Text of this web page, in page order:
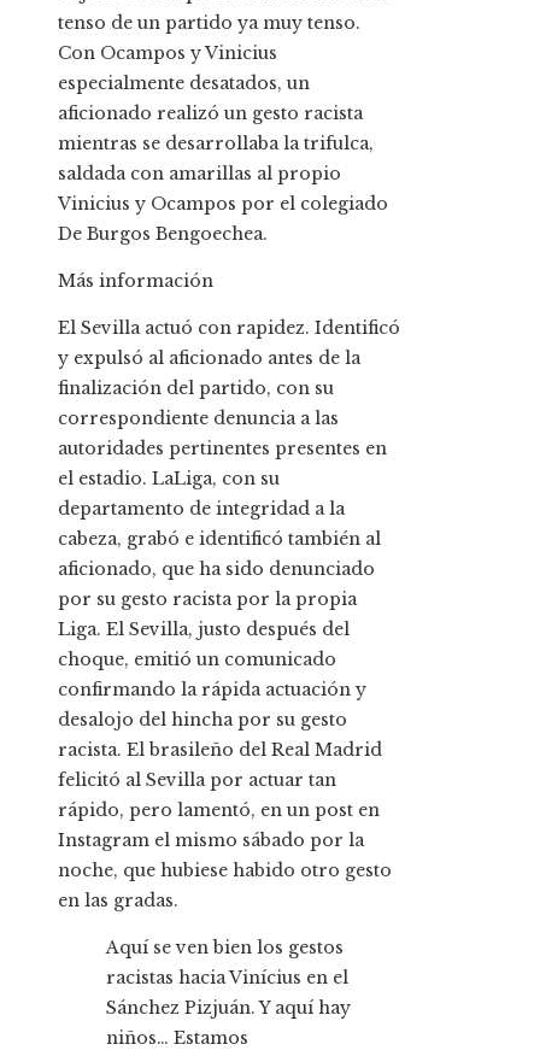
tenso de un partido ya muy tenso.
Con Ocampos y Vinicius
especialmente desatados, un
aficionado realizó un gesto racista
mientras se desarrollaba la trifulca,
saldada con amarillas al propio
Vinicius y Ocampos por el colegiado
De Burgos Bengoechea.
Más información
El Sevilla actuó con rapidez. Identificó
y expulsó al aficionado antes de la
finalización del partido, con su
correspondiente denuncia a las
autoridades pertinentes presentes en
el estadio. LaLiga, con su
departamento de integridad a la
cabeza, grabó e identificó también al
aficionado, que ha sido denunciado
por su gesto racista por la propia
Liga. El Sevilla, justo después del
choque, emitió un comunicado
confirmando la rápida actuación y
desalojo del hincha por su gesto
racista. El brasileño del Real Madrid
felicitó al Sevilla por actuar tan
rápido, pero lamentó, en un post en
Instagram el mismo sábado por la
noche, que hubiese habido otro gesto
en las gradas.
Aquí se ven bien los gestos
racistas hacia Vinícius en el
Sánchez Pizjuán. Y aquí hay
niños… Estamos